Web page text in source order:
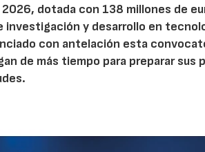
dotada con 138 millones de
investigación y desarrollo en
con antelación esta
de más tiempo para preparar